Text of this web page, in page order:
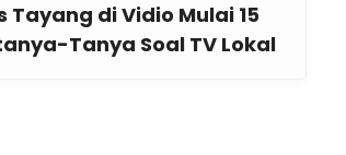
Tayang di Vidio Mulai 15
Tanya Soal TV Lokal